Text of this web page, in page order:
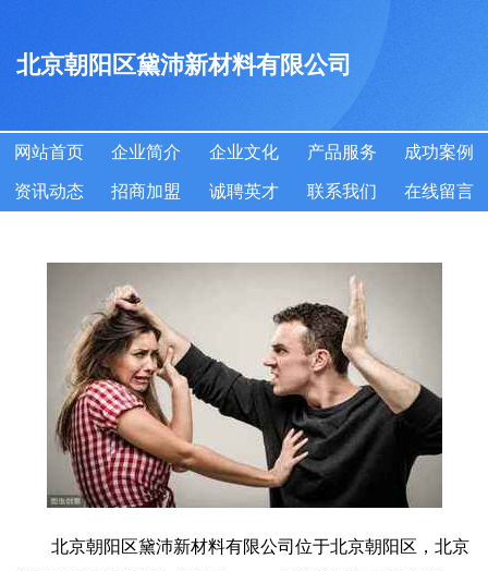
北京朝阳区黛沛新材料有限公司
网站首页 企业简介 企业文化 产品服务 成功案例
资讯动态 招商加盟 诚聘英才 联系我们 在线留言
北京朝阳区黛沛新材料有限公司位于北京朝阳区，北京